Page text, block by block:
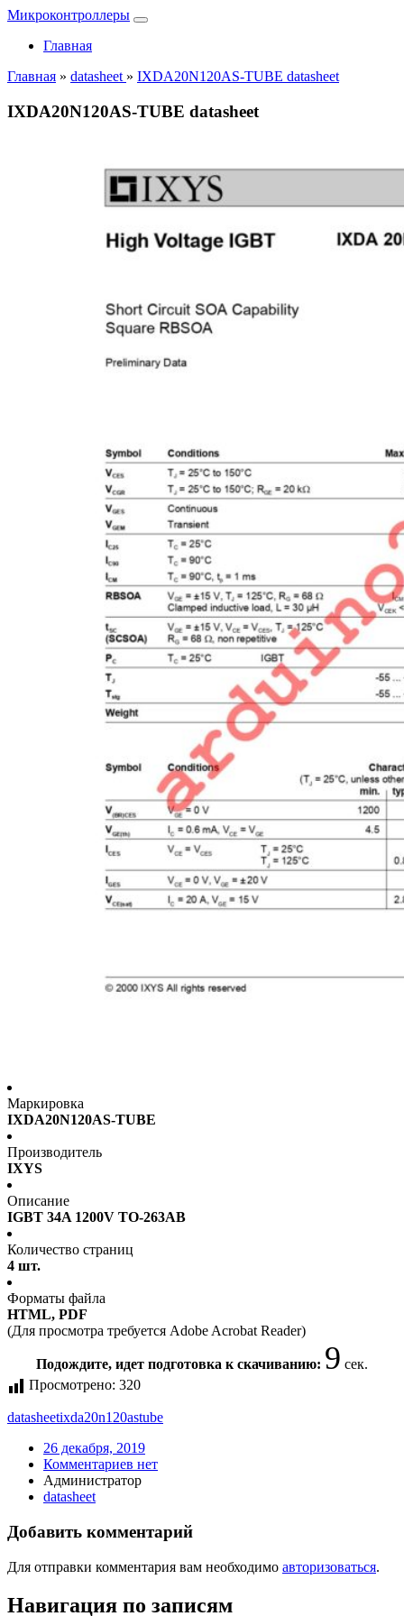
Микроконтроллеры
Главная
Главная » datasheet » IXDA20N120AS-TUBE datasheet
IXDA20N120AS-TUBE datasheet
Маркировка
IXDA20N120AS-TUBE
Производитель
IXYS
Описание
IGBT 34A 1200V TO-263AB
Количество страниц
4 шт.
Форматы файла
HTML, PDF
(Для просмотра требуется Adobe Acrobat Reader)
Подождите, идет подготовка к скачиванию: 9 сек.
Просмотрено: 320
datasheetixda20n120astube
26 декабря, 2019
Комментариев нет
Администратор
datasheet
Добавить комментарий
Для отправки комментария вам необходимо авторизоваться.
Навигация по записям